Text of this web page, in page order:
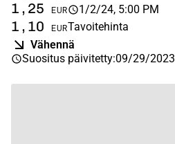
1,25 EUR 1/2/24, 5:00 PM
1,10 EURTavoitehinta
Vähennä
Suositus päivitetty:09/29/2023